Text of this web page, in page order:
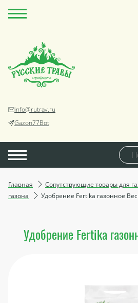
info@rutrav.ru
Gazon77Bot
Главная Сопутствующие товары для
газона
Удобрение Fertikа газонное
Удобрение Fertikа